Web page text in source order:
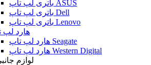
باتری لپ تاپ ASUS
باتری لپ تاپ Dell
باتری لپ تاپ Lenovo
هارد لپ
هارد لپ تاپ Seagate
هارد لپ تاپ Western Digital
لوازم